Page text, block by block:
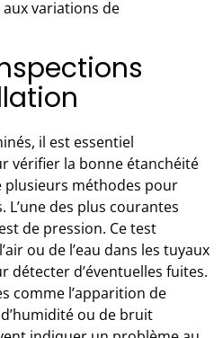
variations de
il est essentiel
vérifier la bonne étanchéité
plusieurs méthodes pour
L’une des plus courantes
de pression. Ce test
ou de l’eau dans les tuyaux
détecter d’éventuelles fuites.
comme l’apparition de
ou de bruit